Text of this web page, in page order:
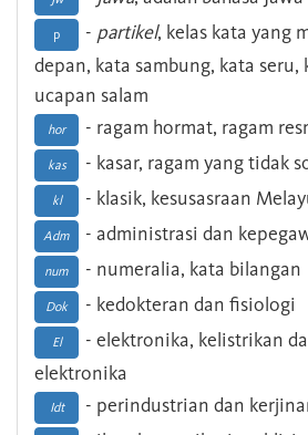
p - partikel, kelas kata yang
depan, kata sambung, kata seru,
ucapan salam
hor - ragam hormat, ragam
kas - kasar, ragam yang tidak
kl - klasik, kesusasraan
Adm - administrasi dan
num - numeralia, kata bilangan
Dok - kedokteran dan fisiologi
El
- elektronika, kelistrikan
elektronika
Idt
- perindustrian dan